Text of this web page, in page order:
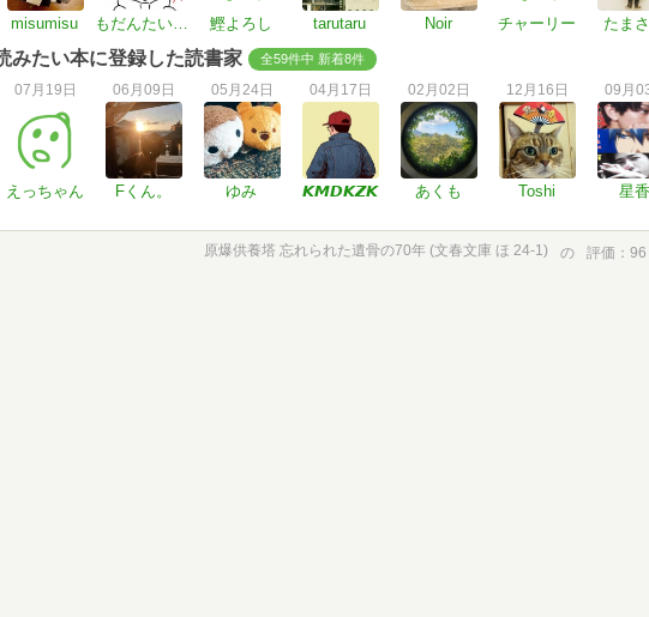
misumisu もだんたいむす 鰹よろし tarutaru Noir チャーリー たま
みたい本に登録した読書家 全59件中 新着8件
07月19日
えっちゃん
06月09日
Fくん。
05月24日
ゆみ
04月17日
𝙆𝙈𝘿𝙆𝙕𝙆
02月02日
あくも
12月16日
Toshi
09月
星香
原爆供養塔 忘れられた遺骨の70年 (文春文庫 ほ 24-1) の 評価 96